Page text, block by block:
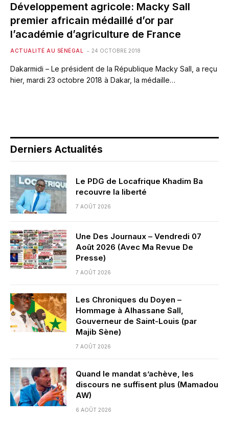
Développement agricole: Macky Sall
premier africain médaillé d’or par
l’académie d’agriculture de France
ACTUALITÉ AU SÉNÉGAL 24 OCTOBRE 2018
Dakarmidi – Le président de la République Macky Sall, a reçu
hier, mardi 23 octobre 2018 à Dakar, la médaille…
Derniers Actualités
Le PDG de Locafrique Khadim Ba
recouvre la liberté
7 AOÛT 2026
Une Des Journaux – Vendredi 07
Août 2026 (Avec Ma Revue De
Presse)
7 AOÛT 2026
Les Chroniques du Doyen –
Hommage à Alhassane Sall,
Gouverneur de Saint-Louis (par
Majib Sène)
7 AOÛT 2026
Quand le mandat s’achève, les
discours ne suffisent plus (Mamadou
AW)
6 AOÛT 2026